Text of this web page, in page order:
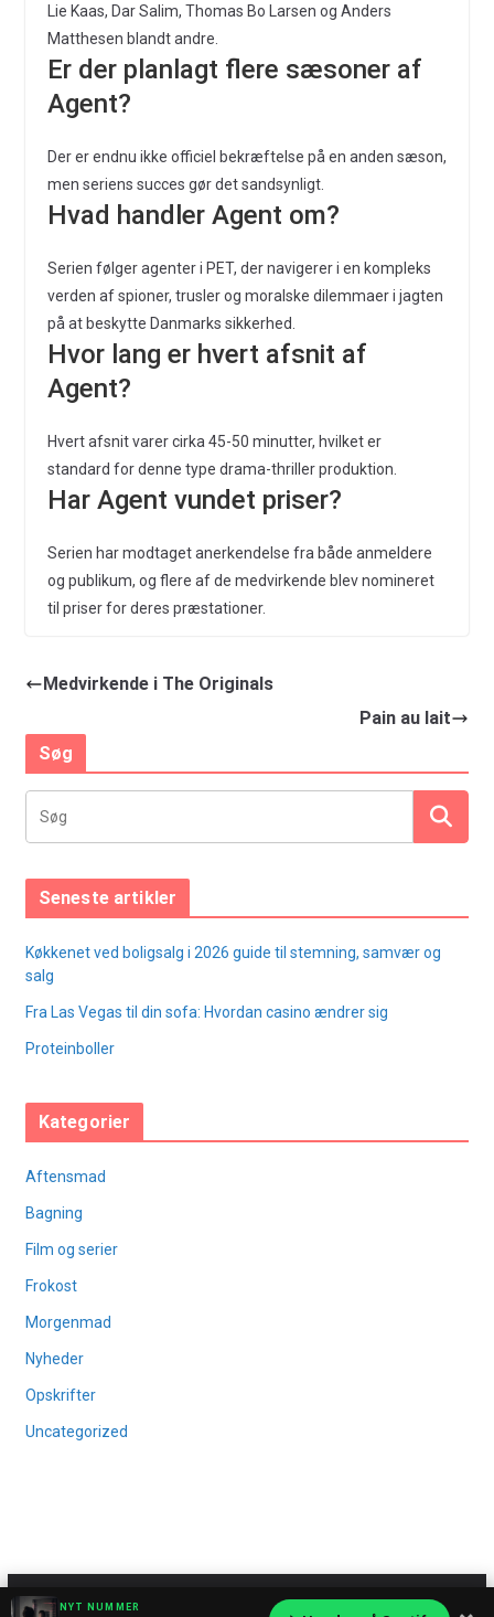
Lie Kaas, Dar Salim, Thomas Bo Larsen og Anders
Matthesen blandt andre.
Er der planlagt flere sæsoner af
Agent?
Der er endnu ikke officiel bekræftelse på en anden sæson,
men seriens succes gør det sandsynligt.
Hvad handler Agent om?
Serien følger agenter i PET, der navigerer i en kompleks
verden af spioner, trusler og moralske dilemmaer i jagten
på at beskytte Danmarks sikkerhed.
Hvor lang er hvert afsnit af
Agent?
Hvert afsnit varer cirka 45-50 minutter, hvilket er
standard for denne type drama-thriller produktion.
Har Agent vundet priser?
Serien har modtaget anerkendelse fra både anmeldere
og publikum, og flere af de medvirkende blev nomineret
til priser for deres præstationer.
Medvirkende i The Originals
Pain au lait
Søg
Seneste artikler
Køkkenet ved boligsalg i 2026 guide til stemning, samvær og
salg
Fra Las Vegas til din sofa: Hvordan casino ændrer sig
Proteinboller
Kategorier
Aftensmad
Bagning
Film og serier
Frokost
Morgenmad
Nyheder
Opskrifter
Uncategorized
Copyright © 2026
. All rights reserved.
NYT NUMMER